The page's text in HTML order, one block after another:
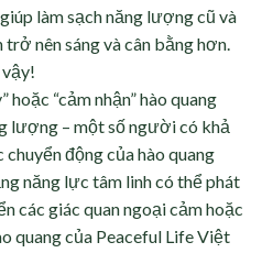
làm sạch năng lượng cũ và
nên sáng và cân bằng hơn.
“cảm nhận” hào quang
lượng – một số người có khả
chuyển động của hào quang
năng lực tâm linh có thể phát
các giác quan ngoại cảm hoặc
quang của Peaceful Life Việt